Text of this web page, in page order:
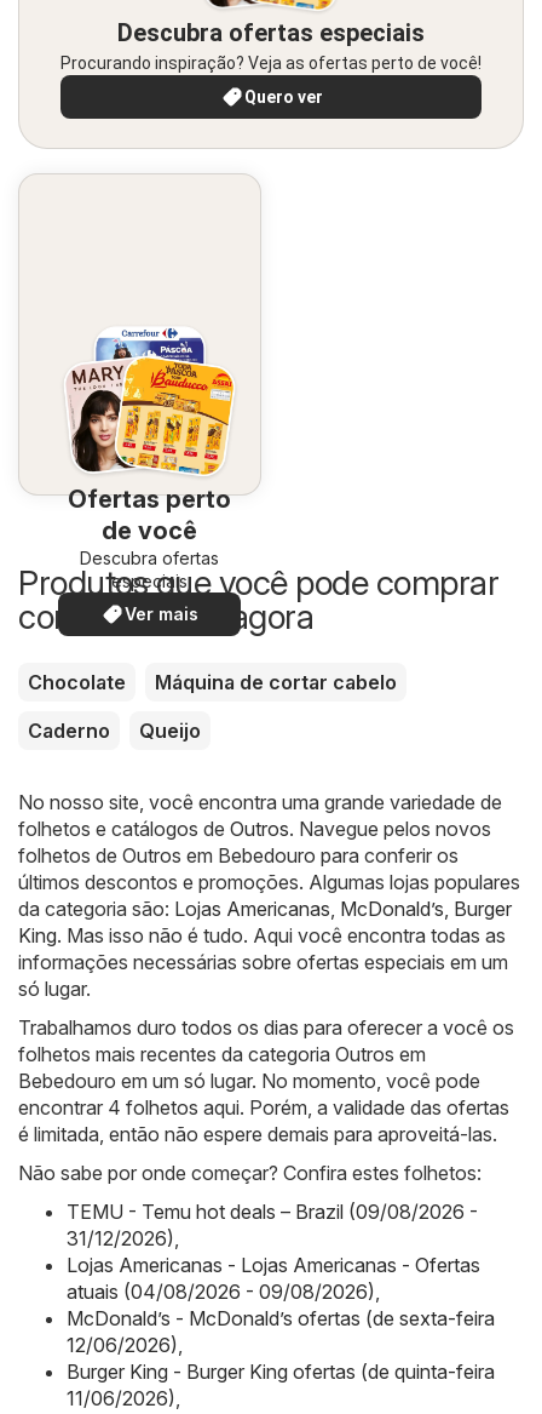
Descubra ofertas especiais
Procurando inspiração? Veja as ofertas perto de você!
Quero ver
Ofertas perto
de você
Descubra ofertas
especiais
Ver mais
Produtos que você pode comprar
com desconto agora
Chocolate
Máquina de cortar cabelo
Caderno
Queijo
No nosso site, você encontra uma grande variedade de
folhetos e catálogos de Outros. Navegue pelos novos
folhetos de Outros em Bebedouro para conferir os
últimos descontos e promoções. Algumas lojas populares
da categoria são: Lojas Americanas McDonald’s Burger
King. Mas isso não é tudo. Aqui você encontra todas as
informações necessárias sobre ofertas especiais em um
só lugar.
Trabalhamos duro todos os dias para oferecer a você os
folhetos mais recentes da categoria Outros em
Bebedouro em um só lugar. No momento, você pode
encontrar 4 folhetos aqui. Porém, a validade das ofertas
é limitada, então não espere demais para aproveitá-las.
Não sabe por onde começar? Confira estes folhetos:
TEMU - Temu hot deals – Brazil (09/08/2026 -
31/12/2026)
Lojas Americanas - Lojas Americanas - Ofertas
atuais (04/08/2026 - 09/08/2026)
McDonald’s - McDonald’s ofertas (de sexta-feira
12/06/2026)
Burger King - Burger King ofertas (de quinta-feira
11/06/2026)